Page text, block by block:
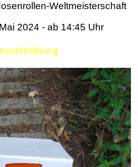
Weltmeisterschaft
2024 - ab 14:45 Uhr